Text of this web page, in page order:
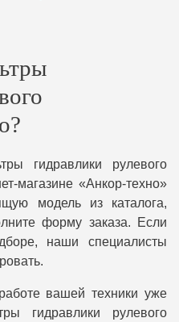
гидравлики рулевого
магазине «Анкор-техно»
модель из каталога,
форму заказа. Если
наши специалисты
вашей техники уже
гидравлики рулевого